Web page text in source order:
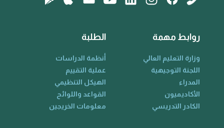
روابط مهمة
وزارة التعليم العالي
اللجنة التوجيهية
المدراء
الأكاديميون
الكادر التدريسي
الطلبة
أنظمة الدراسات
عملية التقييم
الهيكل التنظيمي
القواعد واللوائح
معلومات الخريجين